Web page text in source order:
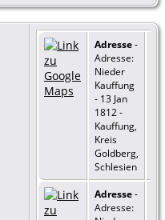
Adresse-
Adresse:
Nieder
Kauffung
- 13 Jan
1812 -
Kauffung,
Kreis
Goldberg,
Schlesien
Adresse-
Adresse: